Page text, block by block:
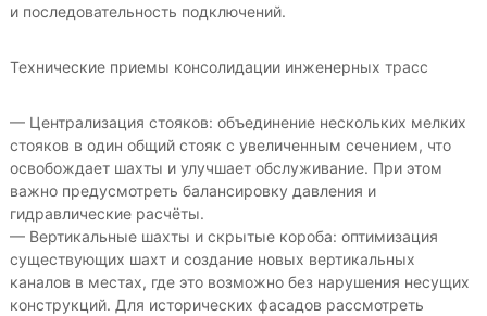
и последовательность подключений.
Технические приемы консолидации инженерных трасс
— Централизация стояков: объединение нескольких мелких
стояков в один общий стояк с увеличенным сечением, что
освобождает шахты и улучшает обслуживание. При этом
важно предусмотреть балансировку давления и
гидравлические расчёты.
— Вертикальные шахты и скрытые короба: оптимизация
существующих шахт и создание новых вертикальных
каналов в местах, где это возможно без нарушения несущих
конструкций. Для исторических фасадов рассмотреть